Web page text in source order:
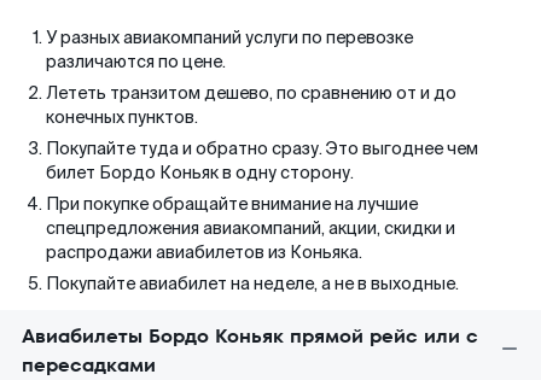
У разных авиакомпаний услуги по перевозке
различаются по цене.
Лететь транзитом дешево, по сравнению от и до
конечных пунктов.
Покупайте туда и обратно сразу. Это выгоднее чем
билет Бордо Коньяк в одну сторону.
При покупке обращайте внимание на лучшие
спецпредложения авиакомпаний, акции, скидки и
распродажи авиабилетов из Коньяка.
Покупайте авиабилет на неделе, а не в выходные.
Авиабилеты Бордо Коньяк прямой рейс или с
пересадками